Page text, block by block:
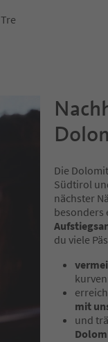
Die
Südtirol
nächster
besonders
du viele
mit
und